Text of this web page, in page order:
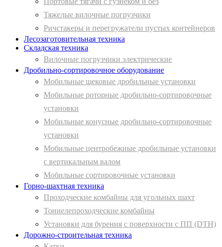
Тяжелые вилочные погрузчики
Ричстакеры и перегружатели пустых контейнеров
Лесозаготовительная техника
Складская техника
Вилочные погрузчики электрические
Дробильно-сортировочное оборудование
Мобильные щековые дробильные установки
Мобильные роторные дробильно-сортировочные
установки
Мобильные конусные дробильно-сортировочные
установки
Мобильные центробежные дробильные установки
с вертикальным валом
Мобильные сортировочные установки
Горно-шахтная техника
Проходческие комбайны для угольных шахт
Тоннелепроходческие комбайны
Установки для бурения с поверхности с ПП (DTH)
Дорожно-строительная техника